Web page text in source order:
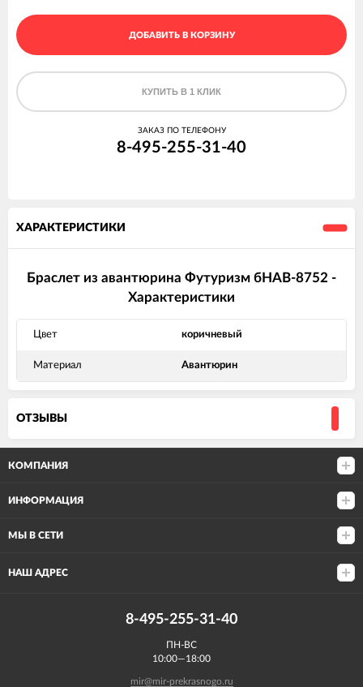
ДОБАВИТЬ В КОРЗИНУ
КУПИТЬ В 1 КЛИК
ЗАКАЗ ПО ТЕЛЕФОНУ
8-495-255-31-40
ХАРАКТЕРИСТИКИ
Браслет из авантюрина Футуризм бНАВ-8752 -
Характеристики
Цвет коричневый
Материал Авантюрин
ОТЗЫВЫ
КОМПАНИЯ
ИНФОРМАЦИЯ
МЫ В СЕТИ
НАШ АДРЕС
8-495-255-31-40
ПН-ВС
10:00—18:00
mir@mir-prekrasnogo.ru